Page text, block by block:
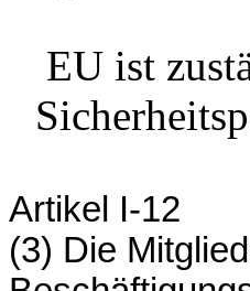
EU ist
Artikel I-12
(3) Die